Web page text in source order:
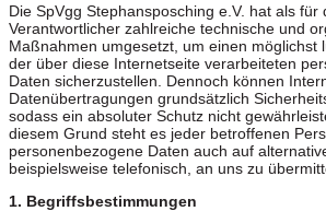
Die SpVgg Stephansposching e.V. hat als für
Verantwortlicher zahlreiche technische und
Maßnahmen umgesetzt, um einen möglichst
der über diese Internetseite verarbeiteten
Daten sicherzustellen. Dennoch können
Datenübertragungen grundsätzlich
sodass ein absoluter Schutz nicht
diesem Grund steht es jeder betroffenen
personenbezogene Daten auch auf
beispielsweise telefonisch, an uns zu
1. Begriffsbestimmungen